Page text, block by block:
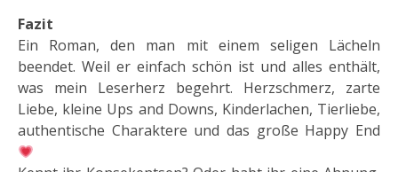
Fazit
Ein Roman, den man mit einem seligen Lächeln
beendet. Weil er einfach schön ist und alles enthält,
was mein Leserherz begehrt. Herzschmerz, zarte
Liebe, kleine Ups and Downs, Kinderlachen, Tierliebe,
authentische Charaktere und das große Happy End